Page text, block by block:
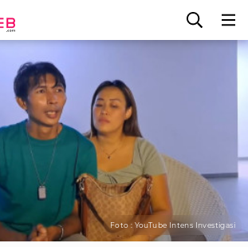
Foto : YouTube Intens Investigasi